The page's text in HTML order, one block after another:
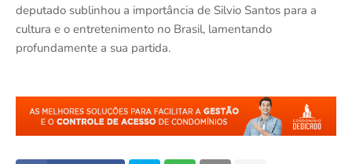
deputado sublinhou a importância de Silvio Santos para a
cultura e o entretenimento no Brasil, lamentando
profundamente a sua partida.